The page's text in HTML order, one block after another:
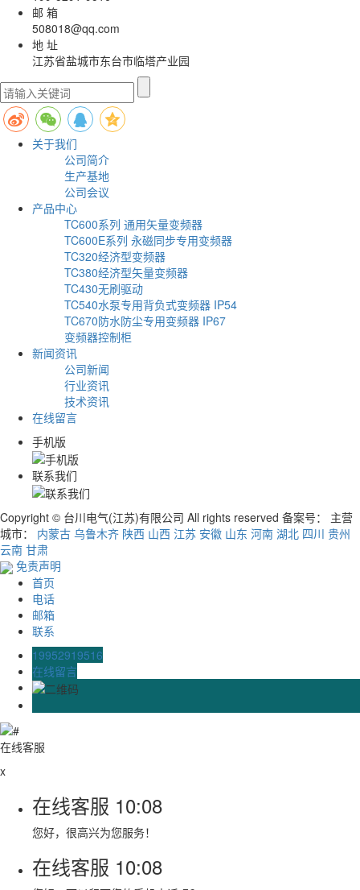
邮 箱
508018@qq.com
地 址
江苏省盐城市东台市临塔产业园
关于我们
公司简介
生产基地
公司会议
产品中心
TC600系列 通用矢量变频器
TC600E系列 永磁同步专用变频器
TC320经济型变频器
TC380经济型矢量变频器
TC430无刷驱动
TC540水泵专用背负式变频器 IP54
TC670防水防尘专用变频器 IP67
变频器控制柜
新闻资讯
公司新闻
行业资讯
技术资讯
在线留言
手机版
联系我们
Copyright © 台川电气(江苏)有限公司 All rights reserved 备案号：
主营
城市： 内蒙古 乌鲁木齐 陕西 山西 江苏 安徽 山东 河南 湖北 四川 贵州
云南 甘肃
免责声明
首页
电话
邮箱
联系
19952919516
在线留言
在线客服
x
在线客服 10:08
您好，很高兴为您服务！
在线客服 10:08